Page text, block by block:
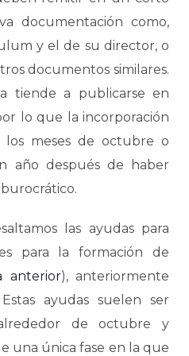
documentación como,
y el de su director, o
documentos similares.
tiende a publicarse en
lo que la incorporación
los meses de octubre o
año después de haber
las ayudas para
para la formación de
anterior), anteriormente
ayudas suelen ser
de octubre y
una única fase en la que